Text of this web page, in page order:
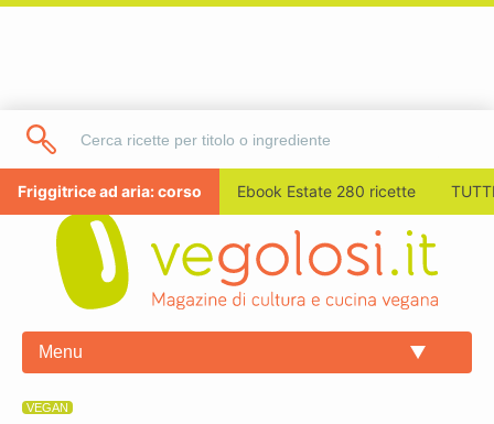
Friggitrice ad aria: corso Ebook Estate 280 ricette
Menu
VEGAN